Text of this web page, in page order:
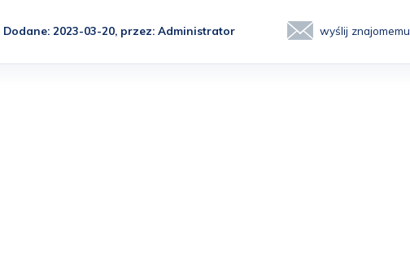
Dodane: 2023-03-20, przez: Administrator wyślij znajomemu